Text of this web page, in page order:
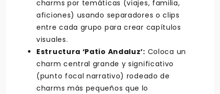
charms por temáticas (viajes, familia,
aficiones) usando separadores o clips
entre cada grupo para crear capítulos
visuales.
Estructura ‘Patio Andaluz’: Coloca un
charm central grande y significativo
(punto focal narrativo) rodeado de
charms más pequeños que lo